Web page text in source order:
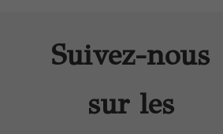
Suivez-nous
sur les